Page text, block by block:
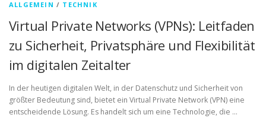
ALLGEMEIN / TECHNIK
Virtual Private Networks (VPNs): Leitfaden
zu Sicherheit, Privatsphäre und Flexibilität
im digitalen Zeitalter
In der heutigen digitalen Welt, in der Datenschutz und Sicherheit von
größter Bedeutung sind, bietet ein Virtual Private Network (VPN) eine
entscheidende Lösung. Es handelt sich um eine Technologie, die …